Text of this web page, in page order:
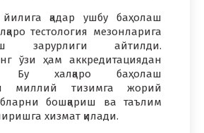
йилига қадар ушбу баҳолаш
тестология мезонларига
зарурлиги айтилди.
ўзи ҳам аккредитациядан
Бу халқаро баҳолаш
миллий тизимга жорий
бошқариш ва таълим
хизмат қилади.